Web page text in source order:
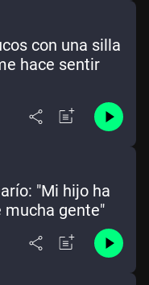
con una silla
hace sentir
"Mi hijo ha
mucha gente"